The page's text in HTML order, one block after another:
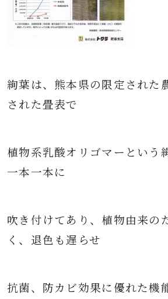
絢葉は、熊本県の限定された
された畳表で
植物系乳酸オリゴマーという
一本一本に
吹き付けてあり、植物由来の
く、退色も遅らせ
抗菌、防カビ効果に優れた機